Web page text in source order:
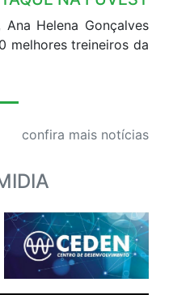
De
NA FUVEST
Helena Gonçalves
treineiros da